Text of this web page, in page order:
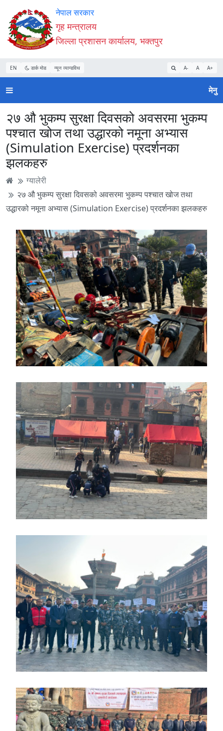
Accessibility
Mode
सुरु
गर्नुहोस्
सामाग्री
पढ्नुहाेस्
नेभिगेसन
पढ्नुहाेस्
वेबसाइट
खोजमा
जानुहोस्
नेपाल सरकार
गृह मन्त्रालय
जिल्ला प्रशासन कार्यालय, भक्तपुर
EN डार्क मोड न्यून व्यान्डविथ A- A A+
मेनु
२७ औ भुकम्प सुरक्षा दिवसको अवसरमा भुकम्प
पश्चात खोज तथा उद्धारको नमूना अभ्यास
(Simulation Exercise) प्रदर्शनका
झलकहरु
ग्यालेरी
२७ औ भुकम्प सुरक्षा दिवसको अवसरमा भुकम्प पश्चात खोज तथा
उद्धारको नमूना अभ्यास (Simulation Exercise) प्रदर्शनका झलकहरु